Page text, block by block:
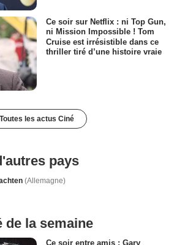
Ce soir sur Netflix : ni Top Gun,
ni Mission Impossible ! Tom
Cruise est irrésistible dans ce
thriller tiré d’une histoire vraie
Toutes les actus Ciné
pays
(Allemagne)
de la semaine
Ce soir entre amis : Gary